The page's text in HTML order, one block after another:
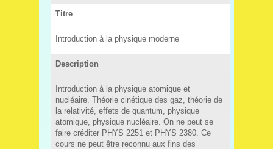
Titre
Introduction à la physique moderne
Description
Introduction à la physique atomique et
nucléaire. Théorie cinétique des gaz, théorie de
la relativité, effets de quantum, physique
atomique, physique nucléaire. On ne peut se
faire créditer PHYS 2251 et PHYS 2380. Ce
cours ne peut être reconnu aux fins des